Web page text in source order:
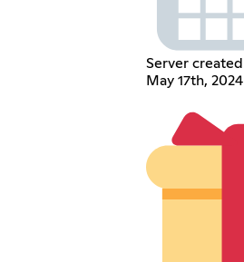
Server created
May 17th, 2024